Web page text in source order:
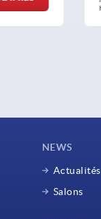
NEWS
Actualités
Salons